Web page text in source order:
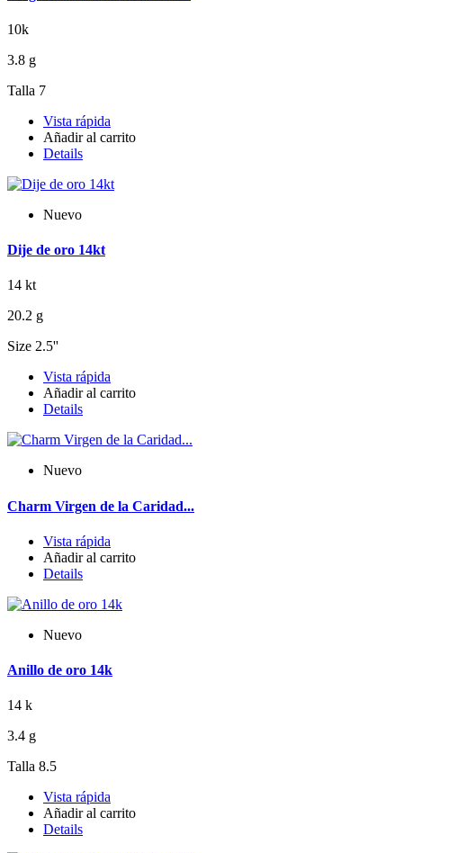
10k
3.8 g
Talla 7
Vista rápida
Añadir al carrito
Details
Nuevo
Dije de oro 14kt
14 kt
20.2 g
Size 2.5''
Vista rápida
Añadir al carrito
Details
Nuevo
Charm Virgen de la Caridad...
Vista rápida
Añadir al carrito
Details
Nuevo
Anillo de oro 14k
14 k
3.4 g
Talla 8.5
Vista rápida
Añadir al carrito
Details